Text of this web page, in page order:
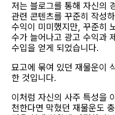
저는 블로그를 통해 자신의
관련 콘텐츠를 꾸준히 작성
수익이 미미했지만, 꾸준히
수가 늘어나고 광고 수익과
수입을 얻게 되었습니다.
묘고에 묶여 있던 재물운이
한 것입니다.
이처럼 자신의 사주 특성을
천한다면 막혔던 재물운도